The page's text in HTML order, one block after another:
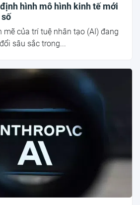
hình mô hình kinh tế mới
mẽ của trí tuệ nhân tạo (AI) đang
sâu sắc trong...